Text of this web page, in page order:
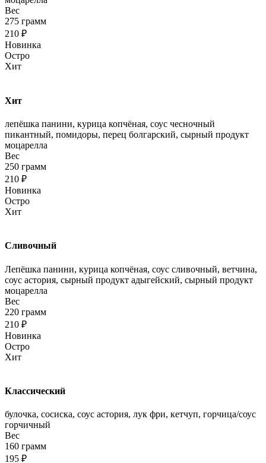
Вес
275 грамм
210 ₽
Новинка
Остро
Хит
Хит
лепёшка панини, курица копчёная, соус чесночный
пикантный, помидоры, перец болгарский, сырный продукт
моцарелла
Вес
250 грамм
210 ₽
Новинка
Остро
Хит
Сливочный
Лепёшка панини, курица копчёная, соус сливочный, ветчина,
соус астория, сырный продукт адыгейский, сырный продукт
моцарелла
Вес
220 грамм
210 ₽
Новинка
Остро
Хит
Классический
булочка, сосиска, соус астория, лук фри, кетчуп, горчица/соус
горчичный
Вес
160 грамм
195 ₽